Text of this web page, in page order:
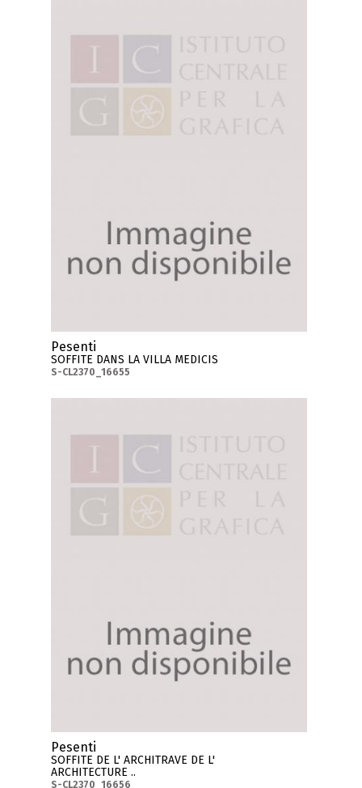
Pesenti
SOFFITE DANS LA VILLA MEDICIS
S-CL2370_16655
Pesenti
SOFFITE DE L' ARCHITRAVE DE L'
ARCHITECTURE ..
S-CL2370_16656